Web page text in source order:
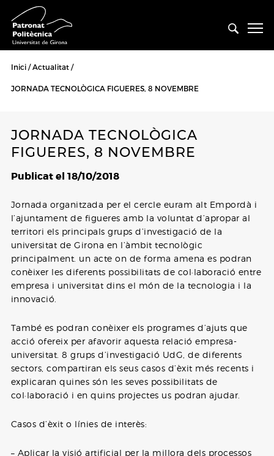
Inici Actualitat
JORNADA TECNOLÒGICA FIGUERES, 8 NOVEMBRE
JORNADA TECNOLÒGICA
FIGUERES, 8 NOVEMBRE
Publicat el 18/10/2018
Jornada organitzada per el cercle euram alt Empordà i
l’ajuntament de figueres amb la voluntat d’apropar al
territori els principals grups d’investigació de la
universitat de Girona en l’àmbit tecnològic
principalment. un acte on de forma amena es podran
conèixer les diferents possibilitats de col·laboració entre
empresa i universitat dins el món de la tecnologia i la
innovació.
També es podran conèixer els programes d’ajuts que
acció ofereix per afavorir aquesta relació empresa-
universitat. 8 grups d’investigació UdG, de diferents
sectors, compartiran els seus casos d’èxit més recents i
explicaran quines són les seves possibilitats de
col·laboració i en quins projectes us podran ajudar.
Casos d’èxit o línies de interès:
– Aplicar la visió artificial per la millora dels processos